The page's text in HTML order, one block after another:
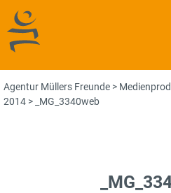
Agentur Müllers
Agentur Müllers Freunde >
2014 > _MG_3340web